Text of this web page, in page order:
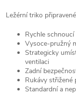
Ležérní triko
Rychle
Vysoce-pružný
Strategicky
ventilaci
Zadní
Rukávy střižené
Standardní a